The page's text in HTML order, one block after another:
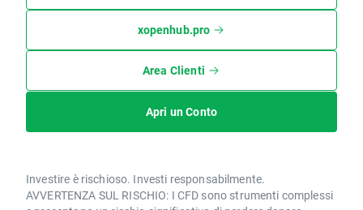
xopenhub.pro
Area Clienti
Apri un Conto
Investire è rischioso. Investi responsabilmente.
AVVERTENZA SUL RISCHIO: I CFD sono strumenti complessi